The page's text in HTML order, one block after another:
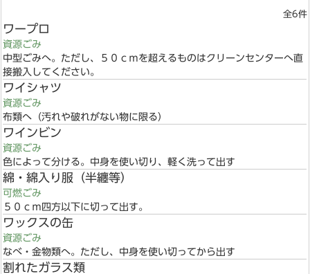
全6件
ワープロ
資源ごみ
中型ごみへ。ただし、５０ｃｍを超えるものはクリーンセンターへ直
接搬入してください。
ワイシャツ
資源ごみ
布類へ（汚れや破れがない物に限る）
ワインビン
資源ごみ
色によって分ける。中身を使い切り、軽く洗って出す
綿・綿入り服（半纏等）
可燃ごみ
５０ｃｍ四方以下に切って出す。
ワックスの缶
資源ごみ
なべ・金物類へ。ただし、中身を使い切ってから出す
割れたガラス類